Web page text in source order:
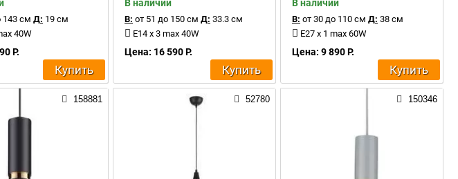
143 см Д: 19 см
40W
Р.
Купить
В наличии
В: от 51 до 150 см Д: 33.3 см
E14 x 3 max 40W
Цена: 16 590 Р.
Купить
В наличии
В: от 30 до 110 см Д: 38 см
E27 x 1 max 60W
Цена: 9 890 Р.
Купить
158881 52780 150346